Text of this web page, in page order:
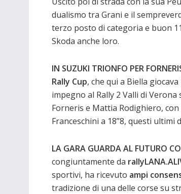
dualismo tra Grani e il
terzo posto di categoria e buon
Skoda anche loro.
IN SUZUKI TRIONFO PER
Rally Cup, che qui a Biella
impegno al Rally 2 Valli di
Forneris e Mattia Rodighiero,
Franceschini a 18”8, questi
LA GARA GUARDA AL FUTURO
congiuntamente da
sportivi, ha ricevuto ampi
tradizione di una delle corse su